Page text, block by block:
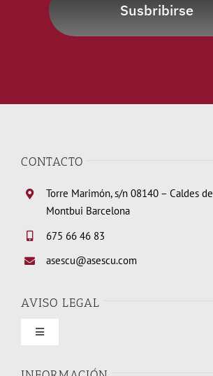
Susbribirse
CONTACTO
Torre Marimón, s/n 08140 – Caldes de
Montbui Barcelona
675 66 46 83
asescu@asescu.com
AVISO LEGAL
Toggle
Condiciones de uso